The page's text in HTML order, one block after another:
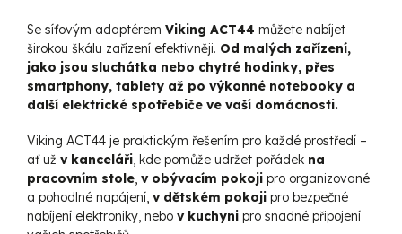
Se síťovým adaptérem Viking ACT44 můžete nabíjet
širokou škálu zařízení efektivněji. Od malých zařízení,
jako jsou sluchátka nebo chytré hodinky, přes
smartphony, tablety až po výkonné notebooky a
další elektrické spotřebiče ve vaší domácnosti.
Viking ACT44 je praktickým řešením pro každé prostředí –
ať už v kanceláři, kde pomůže udržet pořádek na
pracovním stole, v obývacím pokoji pro organizované
a pohodlné napájení, v dětském pokoji pro bezpečné
nabíjení elektroniky, nebo v kuchyni pro snadné připojení